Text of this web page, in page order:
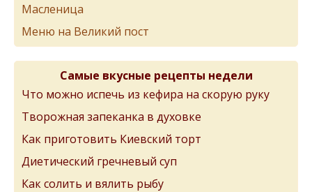
Масленица
Меню на Великий пост
Самые вкусные рецепты недели
Что можно испечь из кефира на скорую руку
Творожная запеканка в духовке
Как приготовить Киевский торт
Диетический гречневый суп
Как солить и вялить рыбу